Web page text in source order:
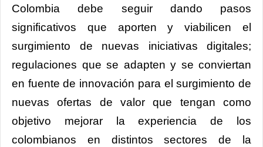
Colombia debe seguir dando pasos
significativos que aporten y viabilicen el
surgimiento de nuevas iniciativas digitales;
regulaciones que se adapten y se conviertan
en fuente de innovación para el surgimiento de
nuevas ofertas de valor que tengan como
objetivo mejorar la experiencia de los
colombianos en distintos sectores de la